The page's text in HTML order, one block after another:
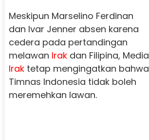
Meskipun Marselino Ferdinan
dan Ivar Jenner absen karena
cedera pada pertandingan
melawan Irakdan Filipina, Media
Iraktetap mengingatkan bahwa
Timnas Indonesia tidak boleh
meremehkan lawan.